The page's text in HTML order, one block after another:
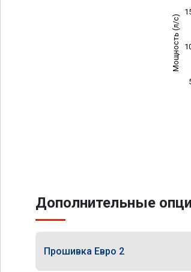
Мощность (л/с)
Дополнительные
Прошивка Евро 2